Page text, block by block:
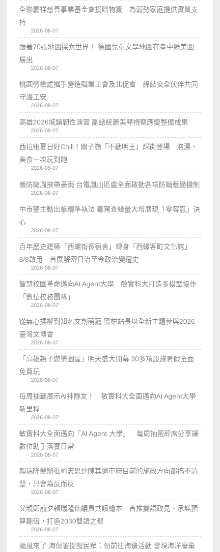
全聯慶祥慈善事業基金會捐贈物資 為弱勢家庭提供實質支
持
2026-08-07
跟著70張地圖探索世界！ 德國兒童文學地圖在臺中綠美圖
展出
2026-08-07
桃園勞檢處攜手營造職業工會及北促會 締結安全伙伴共同
守護工安
2026-08-07
高雄2026城鎮韌性演習 副總統蕭美琴視察應變整備成果
2026-08-07
西拉雅夏日好Chill！關子嶺「不動明王」踩街登場 泡湯、
美食一次玩到飽
2026-08-07
嚴防颱風挾帶豪雨 台電鳳山區處全面啟動各項防颱應變機制
2026-08-07
中市警主動出擊精準執法 毒駕查緝量大增展現「零容忍」決
心
2026-08-07
百年歷史建築「西螺街長宿舍」轉身「西螺客町文化館」
8/8啟用 首展解密日治至今政治變遷史
2026-08-07
智慧校園革命邁向AI Agent大學 敏實科大打造多模型協作
「數位校務團隊」
2026-08-07
從無心插柳到知名文創萌寵 蜜柑站長以全新主題參與2026
臺灣文博會
2026-08-07
「高雄親子遊樂園區」明天盛大開幕 30多項設施暑假全面
免費玩
2026-08-07
每周抽籤展示AI神隊友！ 敏實科大全面邁向AI Agent大學
新里程
2026-08-07
敏實科大全面邁向「AI Agent 大學」 每周抽籤即席分享讓
數位助手落實日常
2026-08-07
賴瑞隆競辦批柯志恩連陳其邁市府目前的施政方向都搞不清
楚，只會為反而反
2026-08-07
父親節前夕賴瑞隆偕議員共讀繪本 首推雙語政見、承諾預
算翻倍，打造2030雙語之都
2026-08-07
颱風來了 海保署提醒民眾：勿前往海邊活動 發現海洋廢棄